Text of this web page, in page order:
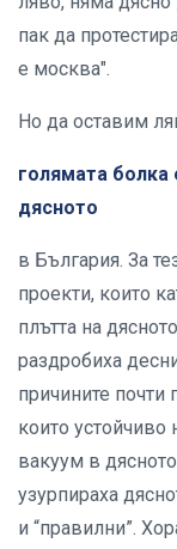
пак да
е москва".
Но да оставим
голямата болка
дясното
в България. За
проекти, които
плътта на
раздробиха
причините почти
които устойчиво
вакуум в
узурпираха
и “правилни”.